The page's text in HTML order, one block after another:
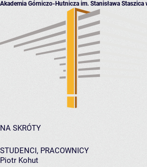
Akademia Górniczo-Hutnicza im. Stanisława Staszica
NA SKRÓTY
STUDENCI, PRACOWNICY
Piotr Kohut